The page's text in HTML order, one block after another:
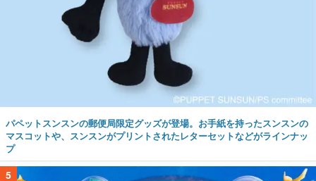
パペットスンスンの郵便局限定グッズが登場。お手紙を持ったスンスンの
マスコットや、スンスンがプリントされたレターセットなどがラインナッ
5